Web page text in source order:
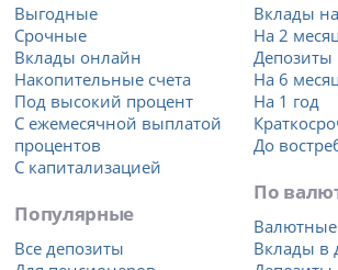
Выгодные
Срочные
Вклады онлайн
Накопительные счета
Под высокий процент
С ежемесячной выплатой
процентов
С капитализацией
Популярные
Все депозиты
Вклады
На 2
Депозиты
На 6
На 1 год
До
По
Валютные
Вклады в